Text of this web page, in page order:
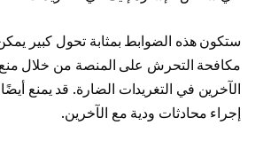
ستكون هذه الضوابط بمثابة تحول كبير
مكافحة التحرش على المنصة من خلال
الآخرين في التغريدات الضارة. قد يمنع
إجراء محادثات ودية مع الآخرين.